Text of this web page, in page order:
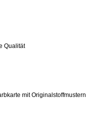
Qualität
mit Originalstoffmustern